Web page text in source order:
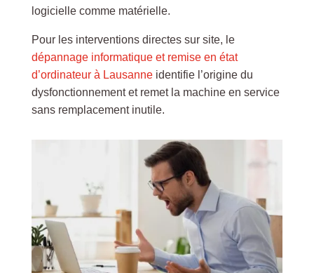
logicielle comme matérielle.
Pour les interventions directes sur site, le
dépannage informatique et remise en état
d’ordinateur à Lausanneidentifie l’origine du
dysfonctionnement et remet la machine en service
sans remplacement inutile.